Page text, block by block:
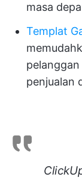
masa
Templat
penjualan